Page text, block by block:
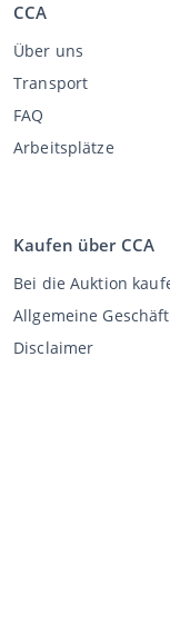
CCA
Über uns
Transport
FAQ
Arbeitsplätze
Kaufen über CCA
Bei die Auktion
Allgemeine
Disclaimer